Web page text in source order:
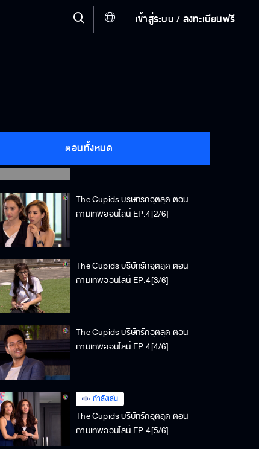
เข้าสู่ระบบ / ลงทะเบียนฟรี
ตอนทั้งหมด
The Cupids บริษัทรักอุตลุด ตอน
กามเทพออนไลน์ EP.4[1/6]
The Cupids บริษัทรักอุตลุด ตอน
กามเทพออนไลน์ EP.4[2/6]
The Cupids บริษัทรักอุตลุด ตอน
กามเทพออนไลน์ EP.4[3/6]
The Cupids บริษัทรักอุตลุด ตอน
กามเทพออนไลน์ EP.4[4/6]
กำลังเล่น
The Cupids บริษัทรักอุตลุด ตอน
กามเทพออนไลน์ EP.4[5/6]